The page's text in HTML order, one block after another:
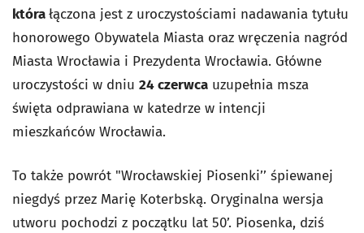
którałączona jest z uroczystościami nadawania tytułu
honorowego Obywatela Miasta oraz wręczenia nagród
Miasta Wrocławia i Prezydenta Wrocławia. Główne
uroczystości w dniu 24 czerwca uzupełnia msza
święta odprawiana w katedrze w intencji
mieszkańców Wrocławia.
To także powrót "Wrocławskiej Piosenki’’ śpiewanej
niegdyś przez Marię Koterbską. Oryginalna wersja
utworu pochodzi z początku lat 50’. Piosenka, dziś